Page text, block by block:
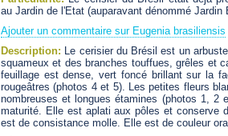
au Jardin de l'Etat (auparavant dénommé Jardin
Ajouter un commentaire sur Eugenia brasiliensis
Description: Le cerisier du Brésil est un
squameux et des branches touffues, grêles et
feuillage est dense, vert foncé brillant sur la
rougeâtres (photos 4 et 5). Les petites fleurs
nombreuses et longues étamines (photos 1, 2
maturité. Elle est aplati aux pôles et conserve
est de consistance molle. Elle est de couleur